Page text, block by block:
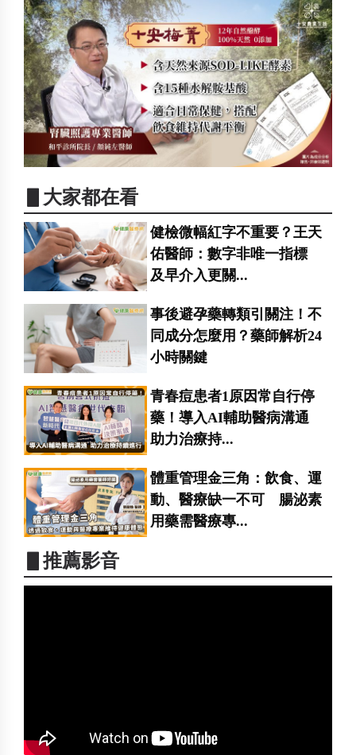
▋大家都在看
健檢微幅紅字不重要？王天
佑醫師：數字非唯一指標
及早介入更關...
事後避孕藥轉類引關注！不
同成分怎麼用？藥師解析24
小時關鍵
青春痘患者1原因常自行停
藥！導入AI輔助醫病溝通
助力治療持...
體重管理金三角：飲食、運
動、醫療缺一不可 腸泌素
用藥需醫療專...
▋推薦影音